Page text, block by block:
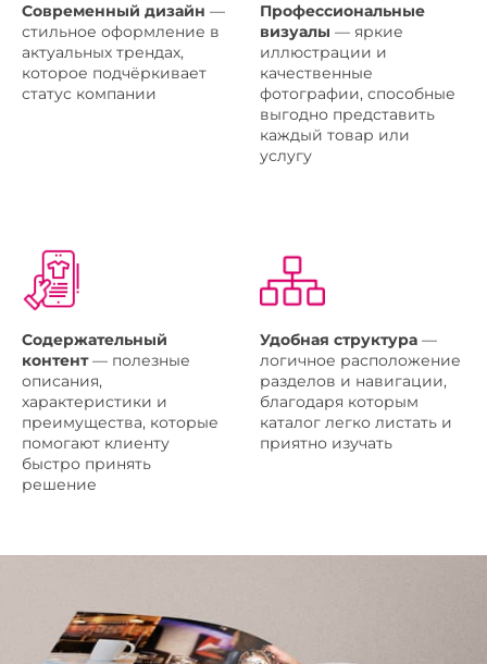
Современный дизайн —
стильное оформление в
актуальных трендах,
которое подчёркивает
статус компании
Профессиональные
визуалы — яркие
иллюстрации и
качественные
фотографии, способные
выгодно представить
каждый товар или
услугу
Содержательный
контент— полезные
описания,
характеристики и
преимущества, которые
помогают клиенту
быстро принять
решение
Удобная структура —
логичное расположение
разделов и навигации,
благодаря которым
каталог легко листать и
приятно изучать